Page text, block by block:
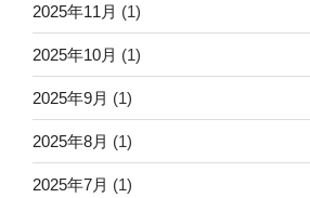
2025年11月 (1)
2025年10月 (1)
2025年9月 (1)
2025年8月 (1)
2025年7月 (1)